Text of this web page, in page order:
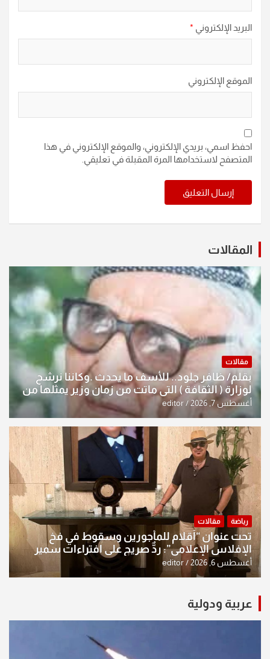
البريد الإلكتروني *
الموقع الإلكتروني
احفظ اسمي، بريدي الإلكتروني، والموقع الإلكتروني في هذا
المتصفح لاستخدامها المرة المقبلة في تعليقي.
المقالات
مقالات
بقلم/ ظافر جلود.. للأسف ما يحدث .وكاننا نرشح
لوزارة ( الثقافة ) التي ماتت من زمان وزير يمثلها من
النخبة والإرث العظيم للثقافة العراقية..
أغسطس 7, 2026 editor
رياضة مقالات
تحت عنوان “أقلام للمأجورين وسقوط في فخ
الإفلاس الإعلامي”: ردٌّ صريح على افتراءات سمير
الشكرجي
أغسطس 6, 2026 editor
عربية ودولية